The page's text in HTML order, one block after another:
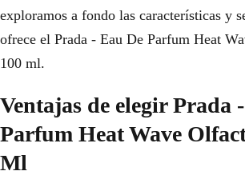
exploramos a fondo las características y
ofrece el Prada - Eau De Parfum Heat
100 ml.
Ventajas de elegir Prada
Parfum Heat Wave
Ml